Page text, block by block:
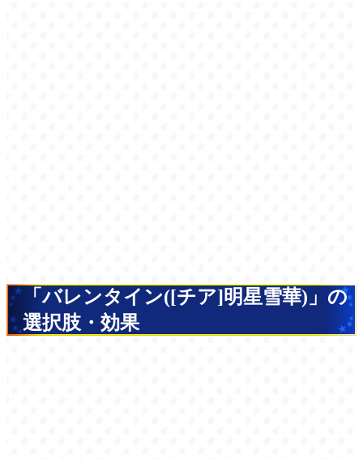
「バレンタイン([チア]明星雪華)」の
選択肢・効果